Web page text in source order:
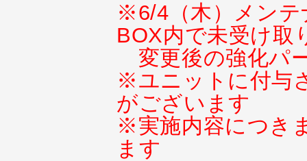
※6/4（木）メンテ
BOX内で未受け取
変更後の強化パ
※ユニットに付与
がございます
※実施内容につき
ます